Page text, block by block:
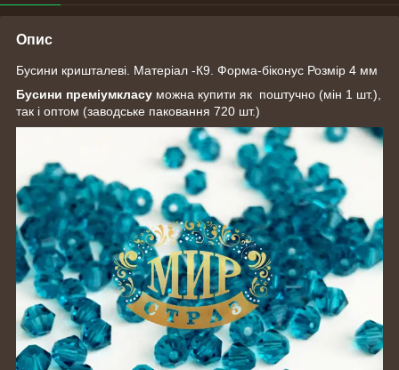
Опис
Бусини кришталеві. Матеріал -К9. Форма-біконус Розмір 4 мм
Бусини преміумкласу можна купити як поштучно (мін 1 шт.),
так і оптом (заводське паковання 720 шт.)